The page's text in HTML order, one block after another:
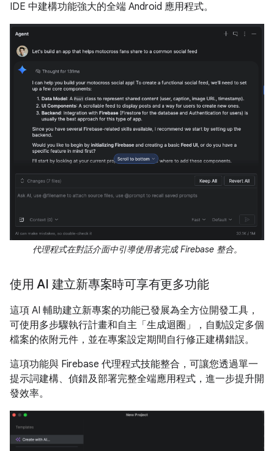
IDE 中建構功能強大的全端 Android 應用程式。
代理程式在對話介面中引導使用者完成 Firebase 整合。
使用 AI 建立新專案時可享有更多功能
這項 AI 輔助建立新專案的功能已發展為全方位開發工具，
可使用多步驟執行計畫和自主「生成迴圈」，自動設定多個
檔案的依附元件，並在專案設定期間自行修正建構錯誤。
這項功能與 Firebase 代理程式技能整合，可讓您透過單一
提示詞建構、偵錯及部署完整全端應用程式，進一步提升開
發效率。